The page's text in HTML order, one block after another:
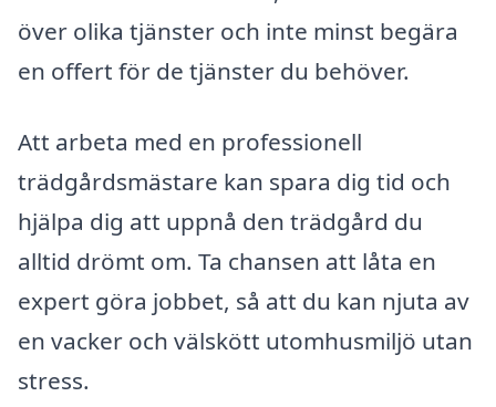
över olika tjänster och inte minst begära
en offert för de tjänster du behöver.
Att arbeta med en professionell
trädgårdsmästare kan spara dig tid och
hjälpa dig att uppnå den trädgård du
alltid drömt om. Ta chansen att låta en
expert göra jobbet, så att du kan njuta av
en vacker och välskött utomhusmiljö utan
stress.